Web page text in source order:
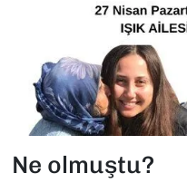
Ne olmuştu?